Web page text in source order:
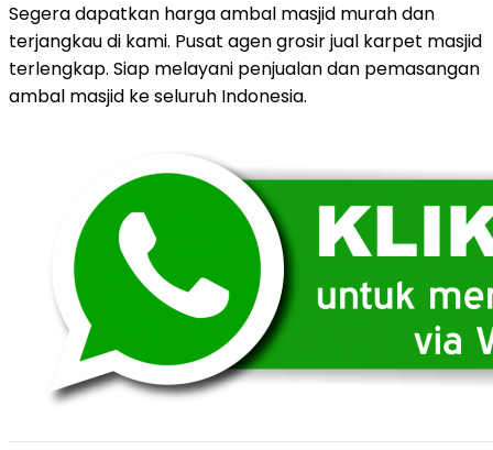
Segera dapatkan harga ambal masjid murah dan
terjangkau di kami. Pusat agen grosir jual karpet masjid
terlengkap. Siap melayani penjualan dan pemasangan
ambal masjid ke seluruh Indonesia.